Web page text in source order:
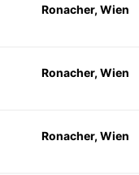
Ronacher, Wien
Ronacher, Wien
Ronacher, Wien